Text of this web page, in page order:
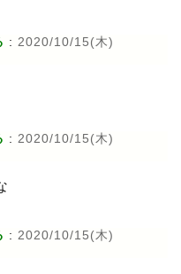
: 2020/10/15(木)
: 2020/10/15(木)
: 2020/10/15(木)